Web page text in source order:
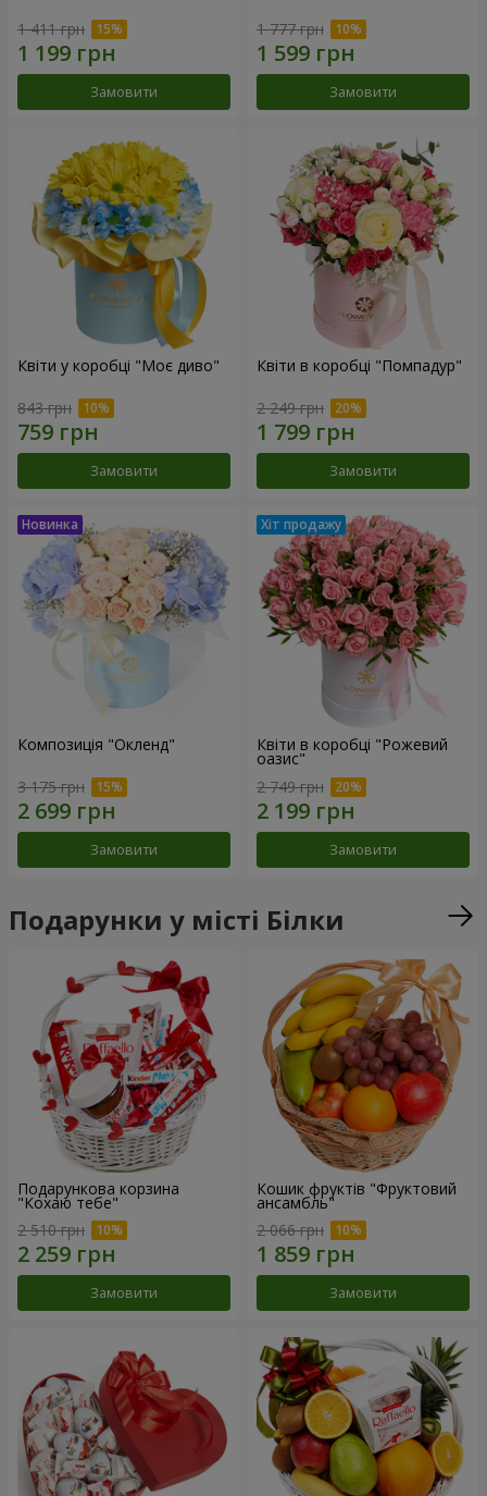
1 411 грн
Замовити
1 777 грн
Замовити
Квіти у коробці "Моє диво"
843 грн
Замовити
Квіти в коробці "Помпадур"
2 249 грн
Замовити
Композиція "Окленд"
3 175 грн
Замовити
Квіти в коробці "Рожевий
оазис"
2 749 грн
Замовити
Подарунки у місті Білки
Подарункова корзина
"Кохаю тебе"
2 510 грн
Замовити
Кошик фруктів "Фруктовий
ансамбль"
2 066 грн
Замовити